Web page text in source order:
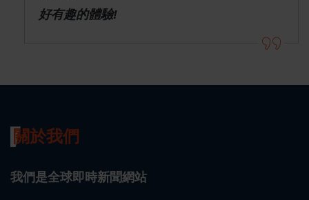
好有趣的體驗!
關於我們
我們是全球即時新聞網站